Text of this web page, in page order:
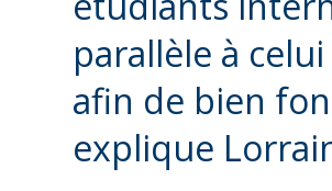
parallèle à
afin de bien
explique